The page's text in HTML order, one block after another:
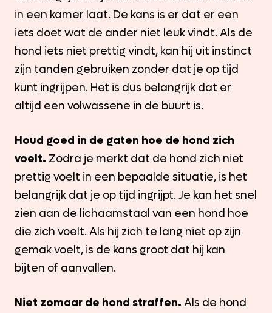
in een kamer laat. De kans is er dat er een
iets doet wat de ander niet leuk vindt. Als de
hond iets niet prettig vindt, kan hij uit instinct
zijn tanden gebruiken zonder dat je op tijd
kunt ingrijpen. Het is dus belangrijk dat er
altijd een volwassene in de buurt is.
Houd goed in de gaten hoe de hond zich
voelt. Zodra je merkt dat de hond zich niet
prettig voelt in een bepaalde situatie, is het
belangrijk dat je op tijd ingrijpt. Je kan het snel
zien aan de lichaamstaal van een hond hoe
die zich voelt. Als hij zich te lang niet op zijn
gemak voelt, is de kans groot dat hij kan
bijten of aanvallen.
Niet zomaar de hond straffen. Als de hond